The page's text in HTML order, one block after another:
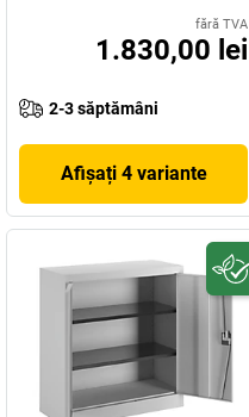
fără TVA
1.830,00 lei
2-3 săptămâni
Afișați 4 variante